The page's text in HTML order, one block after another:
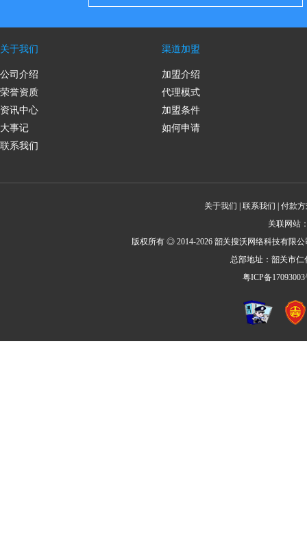
关于我们
公司介绍
荣誉资质
资讯中心
大事记
联系我们
渠道加盟
加盟介绍
代理模式
加盟条件
如何申请
关于我们 联系我们
付款
关联网站
版权所有 ◎ 2014-2026 韶关搜沃网络科技有限公
总部地址：韶关市仁
粤ICP备17093003